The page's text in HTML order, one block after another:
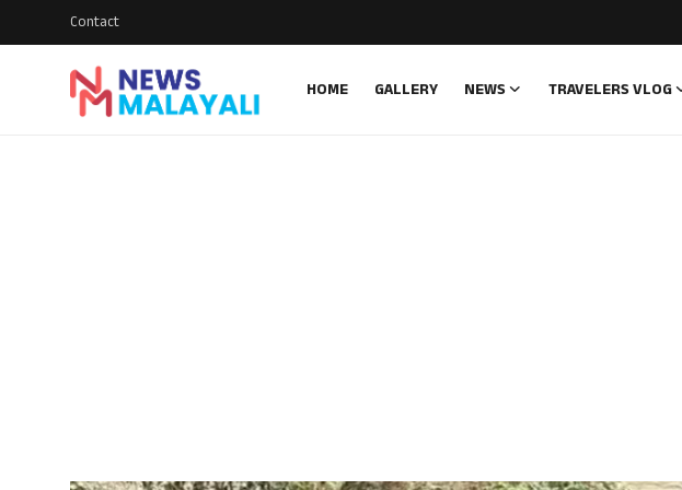
Contact
HOME GALLERY NEWS TRAVELERS VLOG